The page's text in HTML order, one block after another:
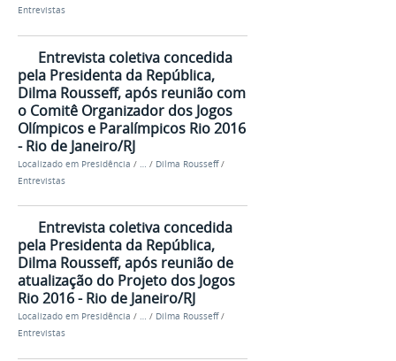
Entrevistas
Entrevista coletiva concedida
pela Presidenta da República,
Dilma Rousseff, após reunião com
o Comitê Organizador dos Jogos
Olímpicos e Paralímpicos Rio 2016
- Rio de Janeiro/RJ
Localizado em Presidência / … / Dilma Rousseff /
Entrevistas
Entrevista coletiva concedida
pela Presidenta da República,
Dilma Rousseff, após reunião de
atualização do Projeto dos Jogos
Rio 2016 - Rio de Janeiro/RJ
Localizado em Presidência / … / Dilma Rousseff /
Entrevistas